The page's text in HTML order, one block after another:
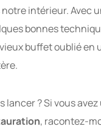
intérieur. Avec
bonnes
buffet oublié en
lancer ? Si vous avez
, racontez-